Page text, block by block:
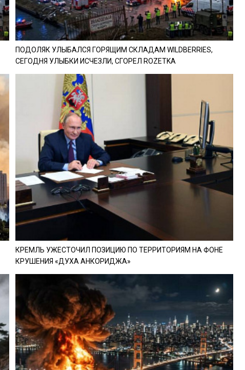
ПОДОЛЯК УЛЫБАЛСЯ ГОРЯЩИМ СКЛАДАМ WILDBERRIES,
СЕГОДНЯ УЛЫБКИ ИСЧЕЗЛИ, СГОРЕЛ ROZETKA
КРЕМЛЬ УЖЕСТОЧИЛ ПОЗИЦИЮ ПО ТЕРРИТОРИЯМ НА ФОНЕ
КРУШЕНИЯ «ДУХА АНКОРИДЖА»